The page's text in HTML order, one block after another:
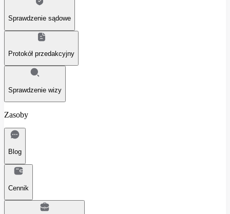
Sprawdzenie sądowe
Protokół przedakcyjny
Sprawdzenie wizy
Zasoby
Blog
Cennik